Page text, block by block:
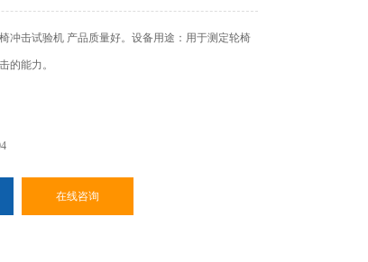
冲击试验机 产品质量好。设备用途：用于测定轮椅
的能力。
在线咨询